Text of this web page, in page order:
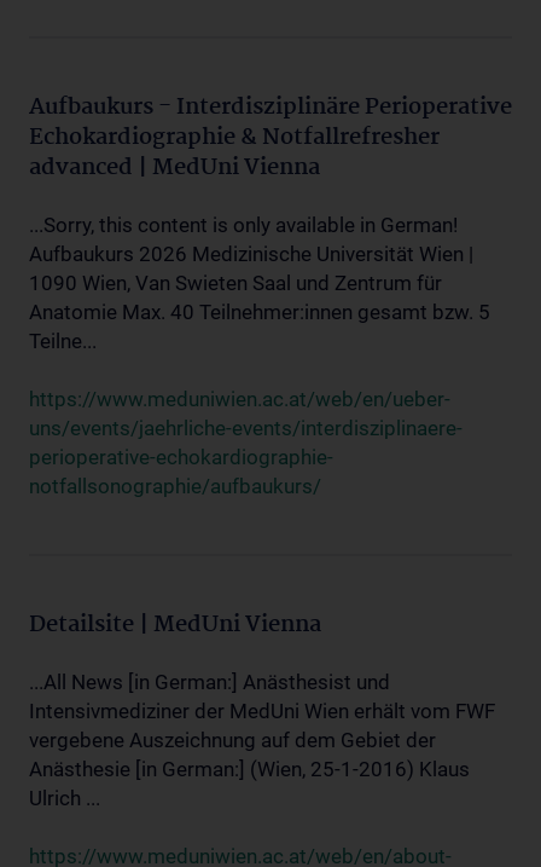
Aufbaukurs - Interdisziplinäre Perioperative
Echokardiographie & Notfallrefresher
advanced | MedUni Vienna
...Sorry, this content is only available in German!
Aufbaukurs 2026 Medizinische Universität Wien |
1090 Wien, Van Swieten Saal und Zentrum für
Anatomie Max. 40 Teilnehmer:innen gesamt bzw. 5
Teilne...
https://www.meduniwien.ac.at/web/en/ueber-
uns/events/jaehrliche-events/interdisziplinaere-
perioperative-echokardiographie-
notfallsonographie/aufbaukurs/
Detailsite | MedUni Vienna
...All News [in German:] Anästhesist und
Intensivmediziner der MedUni Wien erhält vom FWF
vergebene Auszeichnung auf dem Gebiet der
Anästhesie [in German:] (Wien, 25-1-2016) Klaus
Ulrich ...
https://www.meduniwien.ac.at/web/en/about-